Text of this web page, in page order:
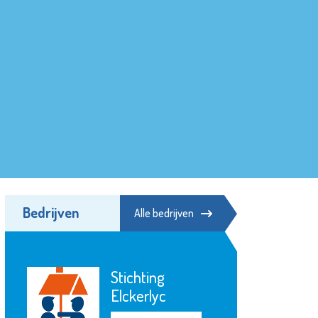
Bedrijven Alle bedrijven
Stichting
Elckerlyc